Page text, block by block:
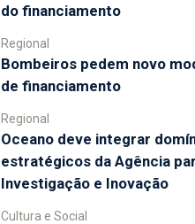
do financiamento
Regional
Bombeiros pedem novo
de financiamento
Regional
Oceano deve integrar
estratégicos da Agência
Investigação e Inovação
Cultura e Social